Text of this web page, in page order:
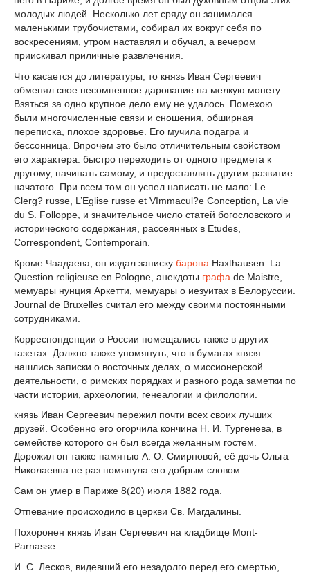
молодых людей. Несколько лет сряду он занимался
маленькими трубочистами, собирал их вокруг себя по
воскресениям, утром наставлял и обучал, а вечером
приискивал приличные развлечения.
Что касается до литературы, то князь Иван Сергеевич
обменял свое несомненное дарование на мелкую монету.
Взяться за одно крупное дело ему не удалось. Помехою
были многочисленные связи и сношения, обширная
переписка, плохое здоровье. Его мучила подагра и
бессонница. Впрочем это было отличительным свойством
его характера: быстро переходить от одного предмета к
другому, начинать самому, и предоставлять другим развитие
начатого. При всем том он успел написать не мало: Le
Clerg? russe, L’Eglise russe et VImmacul?e Conception, La vie
du S. Folloppe, и значительное число статей богословского и
исторического содержания, рассеянных в Etudes,
Correspondent, Contemporain.
Кроме Чаадаева, он издал записку барона Haxthausen: La
Question religieuse en Pologne, анекдоты графа de Maistre,
мемуары нунция Аркетти, мемуары о иезуитах в Белоруссии.
Journal de Bruxelles считал его между своими постоянными
сотрудниками.
Корреспонденции о России помещались также в других
газетах. Должно также упомянуть, что в бумагах князя
нашлись записки о восточных делах, о миссионерской
деятельности, о римских порядках и разного рода заметки по
части истории, археологии, генеалогии и филологии.
князь Иван Сергеевич пережил почти всех своих лучших
друзей. Особенно его огорчила кончина Н. И. Тургенева, в
семействе которого он был всегда желанным гостем.
Дорожил он также памятью А. О. Смирновой, её дочь Ольга
Николаевна не раз помянула его добрым словом.
Сам он умер в Париже 8(20) июля 1882 года.
Отпевание происходило в церкви Св. Магдалины.
Похоронен князь Иван Сергеевич на кладбище Mont-
Parnasse.
И. С. Лесков, видевший его незадолго перед его смертью,